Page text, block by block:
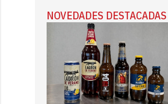
NOVEDADES DESTACADAS